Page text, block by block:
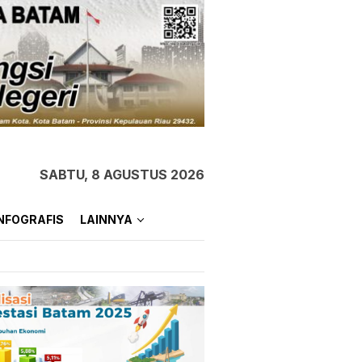
SABTU, 8 AGUSTUS 2026
LAINNYA
Wabup Karimun Buka
Diklat Bagi 32 Calon
Paskibra di Gedung